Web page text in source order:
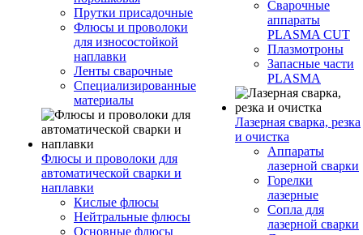
Прутки присадочные
Флюсы и проволоки
для износостойкой
наплавки
Ленты сварочные
Специализированные
материалы
Флюсы и проволоки для
автоматической сварки и
наплавки
Кислые флюсы
Нейтральные флюсы
Основные флюсы
Сварочные
аппараты
PLASMA CUT
Плазмотроны
Запасные части
PLASMA
Лазерная сварка, резка
и очистка
Аппараты
лазерной сварки
Горелки
лазерные
Сопла для
лазерной сварки